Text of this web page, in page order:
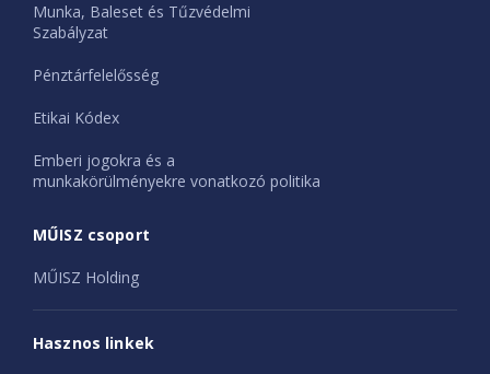
Munka, Baleset és Tűzvédelmi
Szabályzat
Pénztárfelelősség
Etikai Kódex
Emberi jogokra és a
munkakörülményekre vonatkozó politika
MŰISZ csoport
MŰISZ Holding
Hasznos linkek